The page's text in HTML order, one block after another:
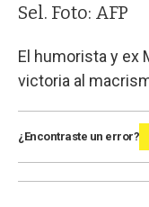
Sel. Foto: AFP
El humorista y ex
victoria al
¿Encontraste un error?